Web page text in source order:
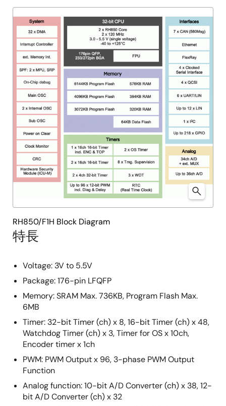
tree
menu
tree
menu
特長
Voltage: 3V to 5.5V
Package: 176-pin LFQFP
Memory: SRAM Max. 736KB, Program Flash Max.
6MB
Timer: 32-bit Timer (ch) x 8, 16-bit Timer (ch) x 48,
Watchdog Timer (ch) x 3, Timer for OS x 10ch,
Encoder timer x 1ch
PWM: PWM Output x 96, 3-phase PWM Output
Function
Analog function: 10-bit A/D Converter (ch) x 38, 12-
bit A/D Converter (ch) x 32
RH850/F1H Block Diagram